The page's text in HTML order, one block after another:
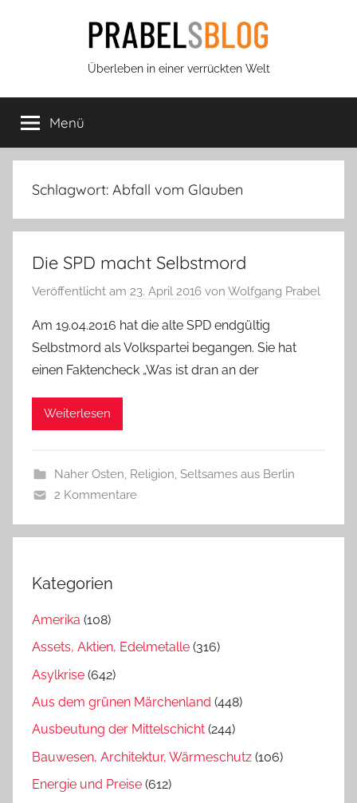
Prabels
Blog
Überleben in einer verrückten Welt
Menü
Schlagwort: Abfall vom Glauben
Die SPD macht Selbstmord
Veröffentlicht am 23. April 2016 von Wolfgang Prabel
Am 19.04.2016 hat die alte SPD endgültig
Selbstmord als Volkspartei begangen. Sie hat
einen Faktencheck „Was ist dran an der
Weiterlesen
Naher Osten, Religion, Seltsames aus Berlin
2 Kommentare
Kategorien
Amerika (108)
Assets, Aktien, Edelmetalle (316)
Asylkrise (642)
Aus dem grünen Märchenland (448)
Ausbeutung der Mittelschicht (244)
Bauwesen, Architektur, Wärmeschutz (106)
Energie und Preise (612)